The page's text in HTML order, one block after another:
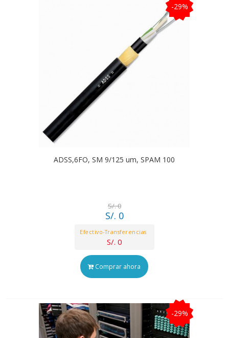
-29%
ADSS,6FO, SM 9/125 um, SPAM 100
S/. 0
S/. 0
Efectivo-Transferencias
S/. 0
Comprar ahora
-29%